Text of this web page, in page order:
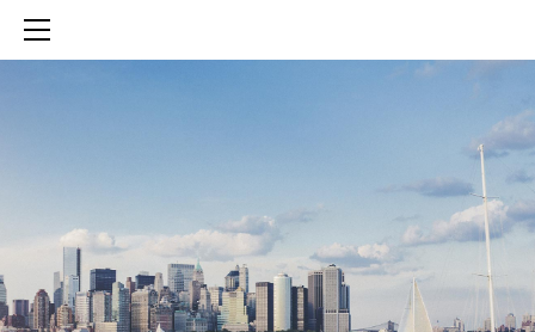
SERVICES
知財活動のROICへの貢献
生成AIを活用した知財戦略の策定方法
生成AIとの「壁打ち」で、新たな発明を創出する方法